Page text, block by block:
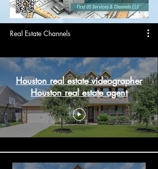
Real Estate Channels
Houston real estate videographer
Houston real estate agent